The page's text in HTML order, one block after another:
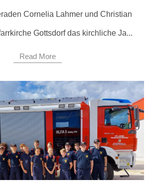
Cornelia Lahmer und Christian
Gottsdorf das kirchliche Ja...
Read More